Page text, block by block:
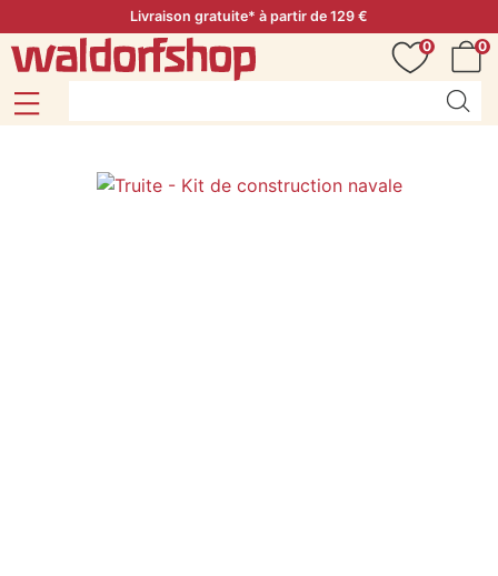
Livraison gratuite* à partir de 129 €
0
0